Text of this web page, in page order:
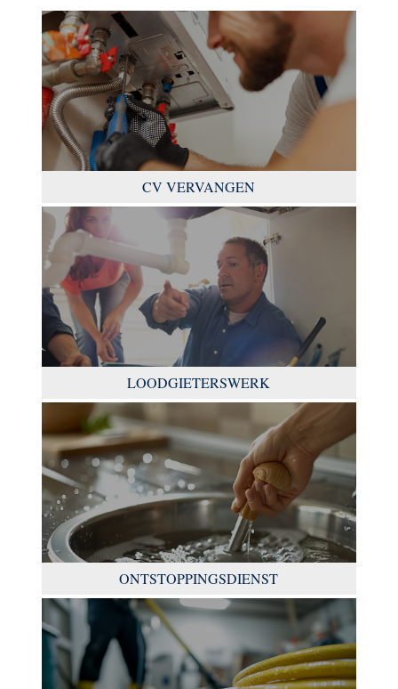
CV VERVANGEN
LOODGIETERSWERK
ONTSTOPPINGSDIENST